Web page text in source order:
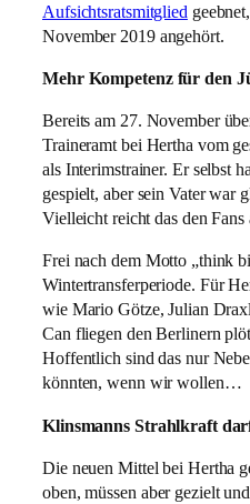
Aufsichtsratsmitglied
November 2019 angehört.
Mehr Kompetenz für den
Bereits am 27. November
Traineramt bei Hertha vom
als Interimstrainer. Er selbst
gespielt, aber sein Vater war
Vielleicht reicht das den
Frei nach dem Motto „think
Wintertransferperiode. Für
wie Mario Götze, Julian
Can fliegen den Berlinern
Hoffentlich sind das nur
könnten, wenn wir wollen…
Klinsmanns Strahlkraft
Die neuen Mittel bei Hertha
oben, müssen aber gezielt